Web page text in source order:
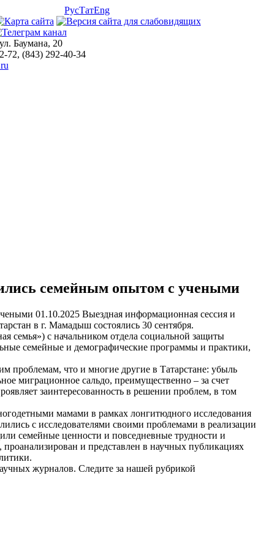
РусТатEng
Баумана, 20
72, (843) 292-40-34
семейным опытом с учеными
01.10.2025 Выездная информационная сессия и
в г. Мамадыш состоялись 30 сентября.
семья») с начальником отдела социальной защиты
семейные и демографические программы и практики,
что и многие другие в Татарстане: убыль
миграционное сальдо, преимущественно – за счет
заинтересованность в решении проблем, в том
мамами в рамках лонгитюдного исследования
с исследователями своими проблемами в реализации
семейные ценности и повседневные трудности и
и представлен в научных публикациях
журналов. Следите за нашей рубрикой